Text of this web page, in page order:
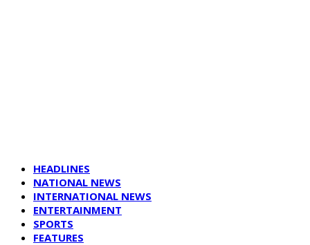
HEADLINES
NATIONAL NEWS
INTERNATIONAL NEWS
ENTERTAINMENT
SPORTS
FEATURES